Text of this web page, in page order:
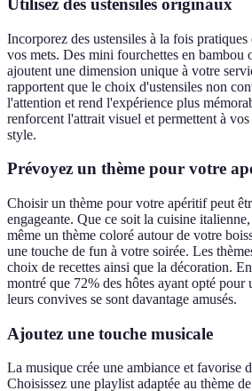
Utilisez des ustensiles originaux
Incorporez des ustensiles à la fois
vos mets. Des mini fourchettes en bambou
ajoutent une dimension unique à votre
rapportent que le choix d'ustensiles non
l'attention et rend l'expérience plus
renforcent l'attrait visuel et permettent à
style.
Prévoyez un thème pour votre
Choisir un thème pour votre apéritif peut
engageante. Que ce soit la cuisine
même un thème coloré autour de votre
une touche de fun à votre soirée. Les
choix de recettes ainsi que la décoration.
montré que 72% des hôtes ayant opté pour
leurs convives se sont davantage amusés.
Ajoutez une touche musicale
La musique crée une ambiance et favorise
Choisissez une playlist adaptée au thème